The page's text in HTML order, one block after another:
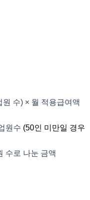
수) × 월 적용급여액
원수 (50인 미만일 경우
수로 나눈 금액